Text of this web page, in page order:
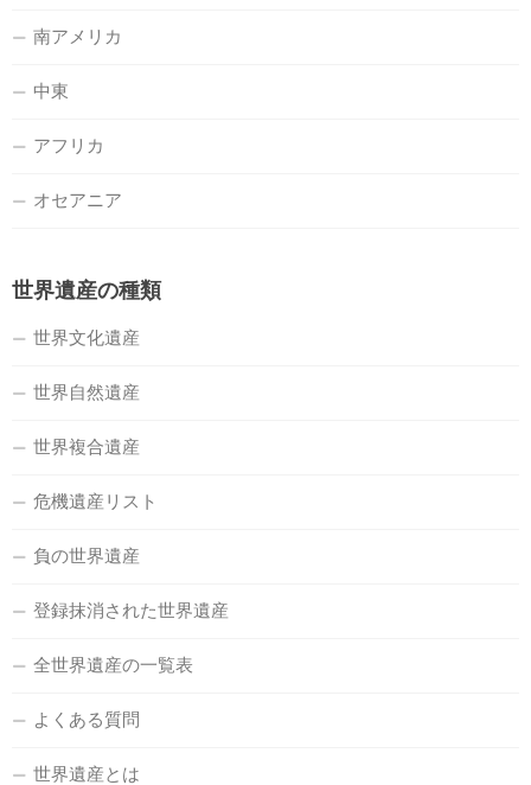
南アメリカ
中東
アフリカ
オセアニア
世界遺産の種類
世界文化遺産
世界自然遺産
世界複合遺産
危機遺産リスト
負の世界遺産
登録抹消された世界遺産
全世界遺産の一覧表
よくある質問
世界遺産とは